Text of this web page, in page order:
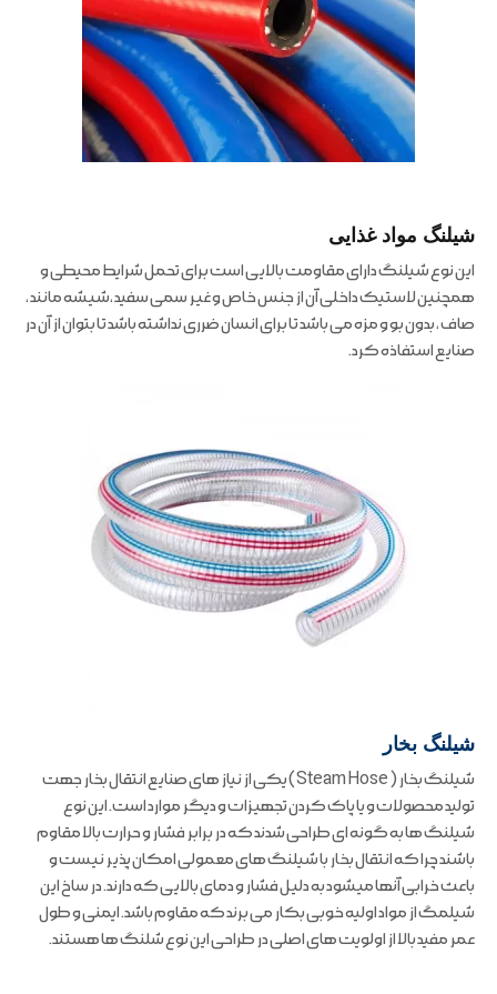
شیلنگ مواد غذایی
این نوع شیلنگ دارای مقاومت بالایی است برای تحمل شرایط محیطی و
همچنین لاستیک داخلی آن از جنس خاص و غیر سمی سفید ،شیشه مانند ،
صاف ، بدون بو و مزه می باشد تا برای انسان ضرری نداشته باشد تا بتوان از آن در
صنایع استفاذه کرد.
شیلنگ بخار
شیلنگ بخار ( Steam Hose ) یکی از نیاز های صنایع انتقال بخار جهت
تولید محصولات و یا پاک کردن تجهیزات و دیگر موارد است. این نوع
شیلنگ ها به گونه ای طراحی شدند که در برابر فشار و حرارت بالا مقاوم
باشند چرا که انتقال بخار با شیلنگ های معمولی امکان پذیر نیست و
باعث خرابی آنها میشود به دلیل فشار و دمای بالایی که دارند. در ساخ این
شیلمگ از مواد اولیه خوبی بکار می برند که مقاوم باشد. ایمنی و طول
عمر مفید بالا از اولویت های اصلی در طراحی این نوع شلنگ ها هستند.